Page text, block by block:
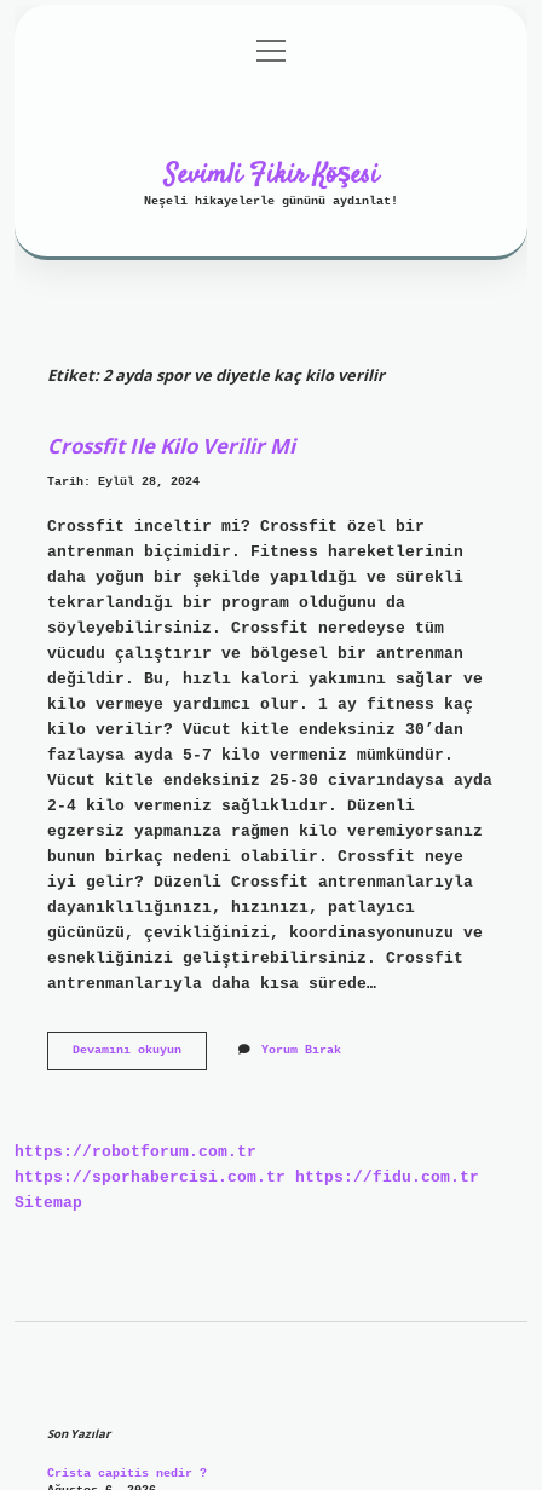
Gizlilik Politikası
menüyü
aç
Sevimli Fikir Köşesi
Neşeli hikayelerle gününü aydınlat!
Etiket:2 ayda spor ve diyetle kaç kilo verilir
Crossfit Ile Kilo Verilir Mi
Tarih: Eylül 28, 2024
Crossfit inceltir mi? Crossfit özel bir
antrenman biçimidir. Fitness hareketlerinin
daha yoğun bir şekilde yapıldığı ve sürekli
tekrarlandığı bir program olduğunu da
söyleyebilirsiniz. Crossfit neredeyse tüm
vücudu çalıştırır ve bölgesel bir antrenman
değildir. Bu, hızlı kalori yakımını sağlar ve
kilo vermeye yardımcı olur. 1 ay fitness kaç
kilo verilir? Vücut kitle endeksiniz 30’dan
fazlaysa ayda 5-7 kilo vermeniz mümkündür.
Vücut kitle endeksiniz 25-30 civarındaysa ayda
2-4 kilo vermeniz sağlıklıdır. Düzenli
egzersiz yapmanıza rağmen kilo veremiyorsanız
bunun birkaç nedeni olabilir. Crossfit neye
iyi gelir? Düzenli Crossfit antrenmanlarıyla
dayanıklılığınızı, hızınızı, patlayıcı
gücünüzü, çevikliğinizi, koordinasyonunuzu ve
esnekliğinizi geliştirebilirsiniz. Crossfit
antrenmanlarıyla daha kısa sürede…
Devamını okuyunCrossfit
Yorum Bırak
https://robotforum.com.tr
https://sporhabercisi.com.tr
https://fidu.com.tr
Sitemap
Son Yazılar
Crista capitis nedir ?